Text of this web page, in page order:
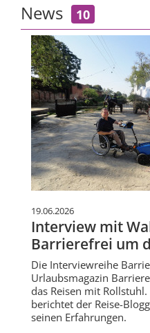
News 10
19.06.2026
Interview mit
Barrierefrei um
Die Interviewreihe
Urlaubsmagazin
das Reisen mit
berichtet der Reise-
seinen Erfahrungen.